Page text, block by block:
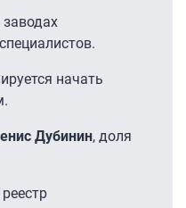
начать
Дубинин, доля